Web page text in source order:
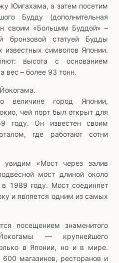
Юигахама, а затем посетим
Будду (дополнительная
своим «Большим Буддой» –
бронзовой статуей Будды
символов Японии.
высота с основанием
вес – более 93 тонн.
город Японии,
чей порт был открыт для
году. Он известен своим
где работают сотни
«Мост через залив
мост длиной около
1989 году. Мост соединяет
и является одним из самых
посещением знаменитого
— крупнейшего
в Японии, но и в мире.
магазинов, ресторанов и